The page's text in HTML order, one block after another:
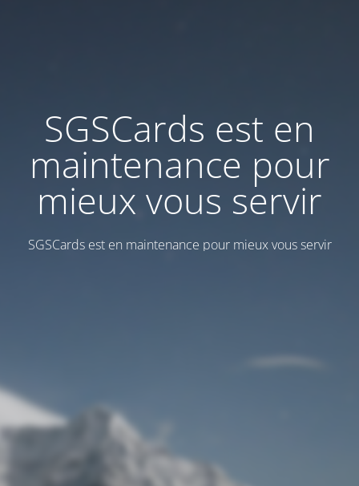
SGSCards est en
maintenance pour
mieux vous servir
SGSCards est en maintenance pour mieux vous servir